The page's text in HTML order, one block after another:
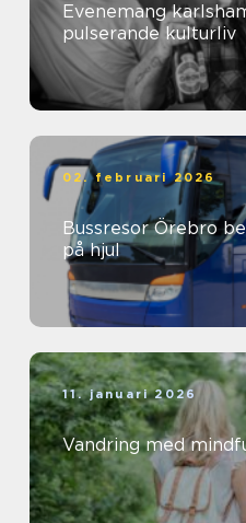
Evenemang karlshamn
pulserande kulturliv
02. februari 2026
Bussresor Örebro bekväma upplevelser
på hjul
11. januari 2026
Vandring med